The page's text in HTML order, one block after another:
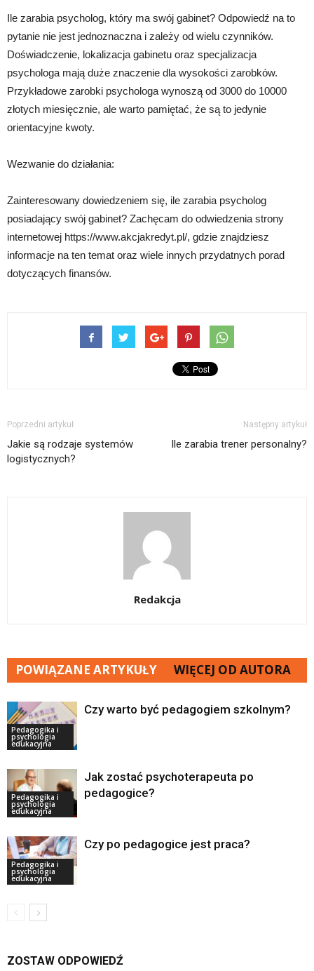
Ile zarabia psycholog, który ma swój gabinet? Odpowiedź na to
pytanie nie jest jednoznaczna i zależy od wielu czynników.
Doświadczenie, lokalizacja gabinetu oraz specjalizacja
psychologa mają duże znaczenie dla wysokości zarobków.
Przykładowe zarobki psychologa wynoszą od 3000 do 10000
złotych miesięcznie, ale warto pamiętać, że są to jedynie
orientacyjne kwoty.
Wezwanie do działania:
Zainteresowany dowiedzeniem się, ile zarabia psycholog
posiadający swój gabinet? Zachęcam do odwiedzenia strony
internetowej https://www.akcjakredyt.pl/, gdzie znajdziesz
informacje na ten temat oraz wiele innych przydatnych porad
dotyczących finansów.
Poprzedni artykuł
Jakie są rodzaje systemów
logistycznych?
Następny artykuł
Ile zarabia trener personalny?
Redakcja
POWIĄZANE ARTYKUŁY WIĘCEJ OD AUTORA
Pedagogika i
psychologia
edukacyjna
Czy warto być pedagogiem szkolnym?
Pedagogika i
psychologia
edukacyjna
Jak zostać psychoterapeuta po
pedagogice?
Pedagogika i
psychologia
edukacyjna
Czy po pedagogice jest praca?
ZOSTAW ODPOWIEDŹ